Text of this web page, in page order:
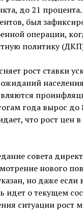
до 21
был
операции,
политику
рост ставки
года вырос до
что рост цен
совета
нового
но даже
идет о текущем
ситуации рост